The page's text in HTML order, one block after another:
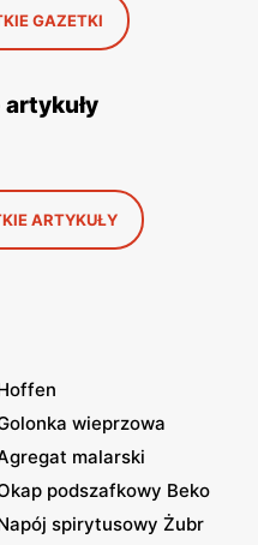
GAZETKI
ARTYKUŁY
wieprzowa
malarski
podszafkowy Beko
spirytusowy Żubr